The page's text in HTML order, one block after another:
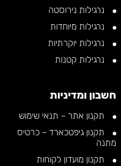
נרגילות נירוסטה
נרגילות מיוחדות
נרגילות יוקרתיות
נרגילות קטנות
חשבון ומדיניות
תקנון אתר – תנאי שימוש
תקנון גיפטכארד – כרטיס
מתנה
תקנון מועדון לקוחות